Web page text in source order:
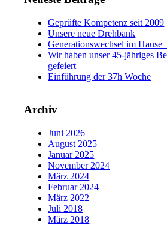
Geprüfte Kompetenz seit 2009
Unsere neue Drehbank
Generationswechsel im Hause
Wir haben unser 45-jähriges
gefeiert
Einführung der 37h Woche
Archiv
Juni 2026
August 2025
Januar 2025
November 2024
März 2024
Februar 2024
März 2022
Juli 2018
März 2018